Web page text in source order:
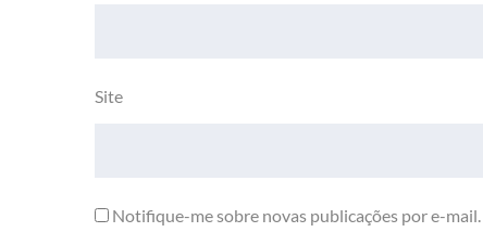
Site
Notifique-me sobre novas publicações por e-mail.